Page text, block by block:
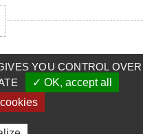
SUD. Tous droits
YOU CONTROL OVER
✓ OK, accept all